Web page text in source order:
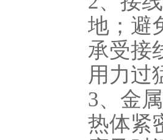
地；避
承受接
用力过
3、金
热体紧